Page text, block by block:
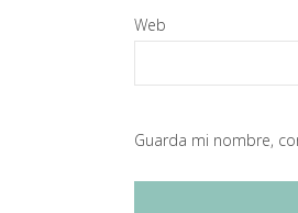
Web
Guarda mi nombre,